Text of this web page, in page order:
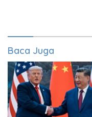
Baca Juga